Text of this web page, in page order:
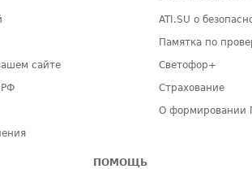
сайте
РФ
ATI.SU о
Памятка по
Светофор+
Страхование
О формировании
ПОМОЩЬ